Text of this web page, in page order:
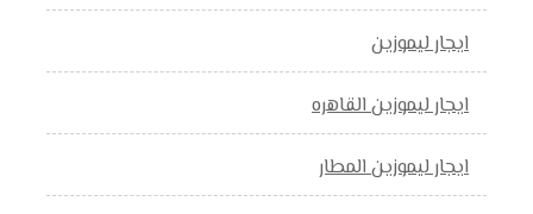
ايجار ليموزين
ايجار ليموزين القاهره
ايجار ليموزين المطار